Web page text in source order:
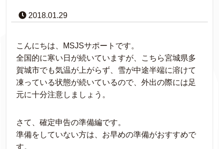
2018.01.29
こんにちは、MSJSサポートです。
全国的に寒い日が続いていますが、こちら宮城県多
賀城市でも気温が上がらず、雪が中途半端に溶けて
凍っている状態が続いているので、外出の際には足
元に十分注意しましょう。
さて、確定申告の準備編です。
準備をしていない方は、お早めの準備がおすすめで
す。